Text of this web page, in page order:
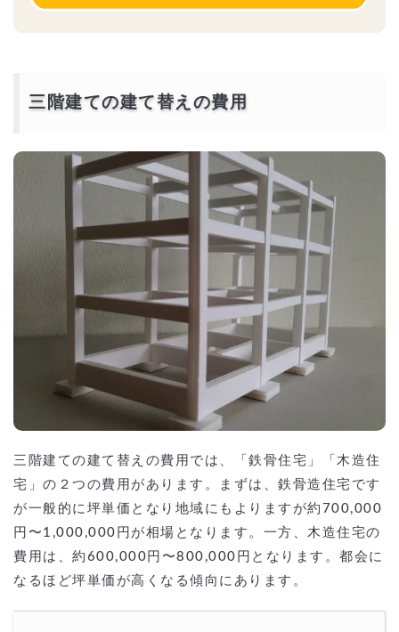
三階建ての建て替えの費用
三階建ての建て替えの費用では、「鉄骨住宅」「木造住
宅」の２つの費用があります。まずは、鉄骨造住宅です
が一般的に坪単価となり地域にもよりますが約700,000
円〜1,000,000円が相場となります。一方、木造住宅の
費用は、約600,000円〜800,000円となります。都会に
なるほど坪単価が高くなる傾向にあります。